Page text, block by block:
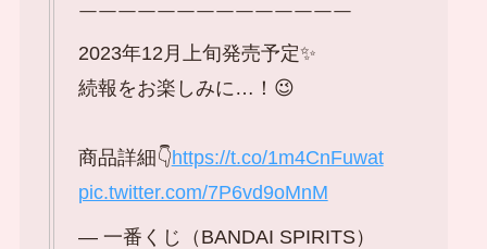
￣￣￣￣￣￣￣￣￣￣￣￣￣￣
2023年12月上旬発売予定✨
続報をお楽しみに…！😉
商品詳細👇https://t.co/1m4CnFuwat
pic.twitter.com/7P6vd9oMnM
— 一番くじ（BANDAI SPIRITS）